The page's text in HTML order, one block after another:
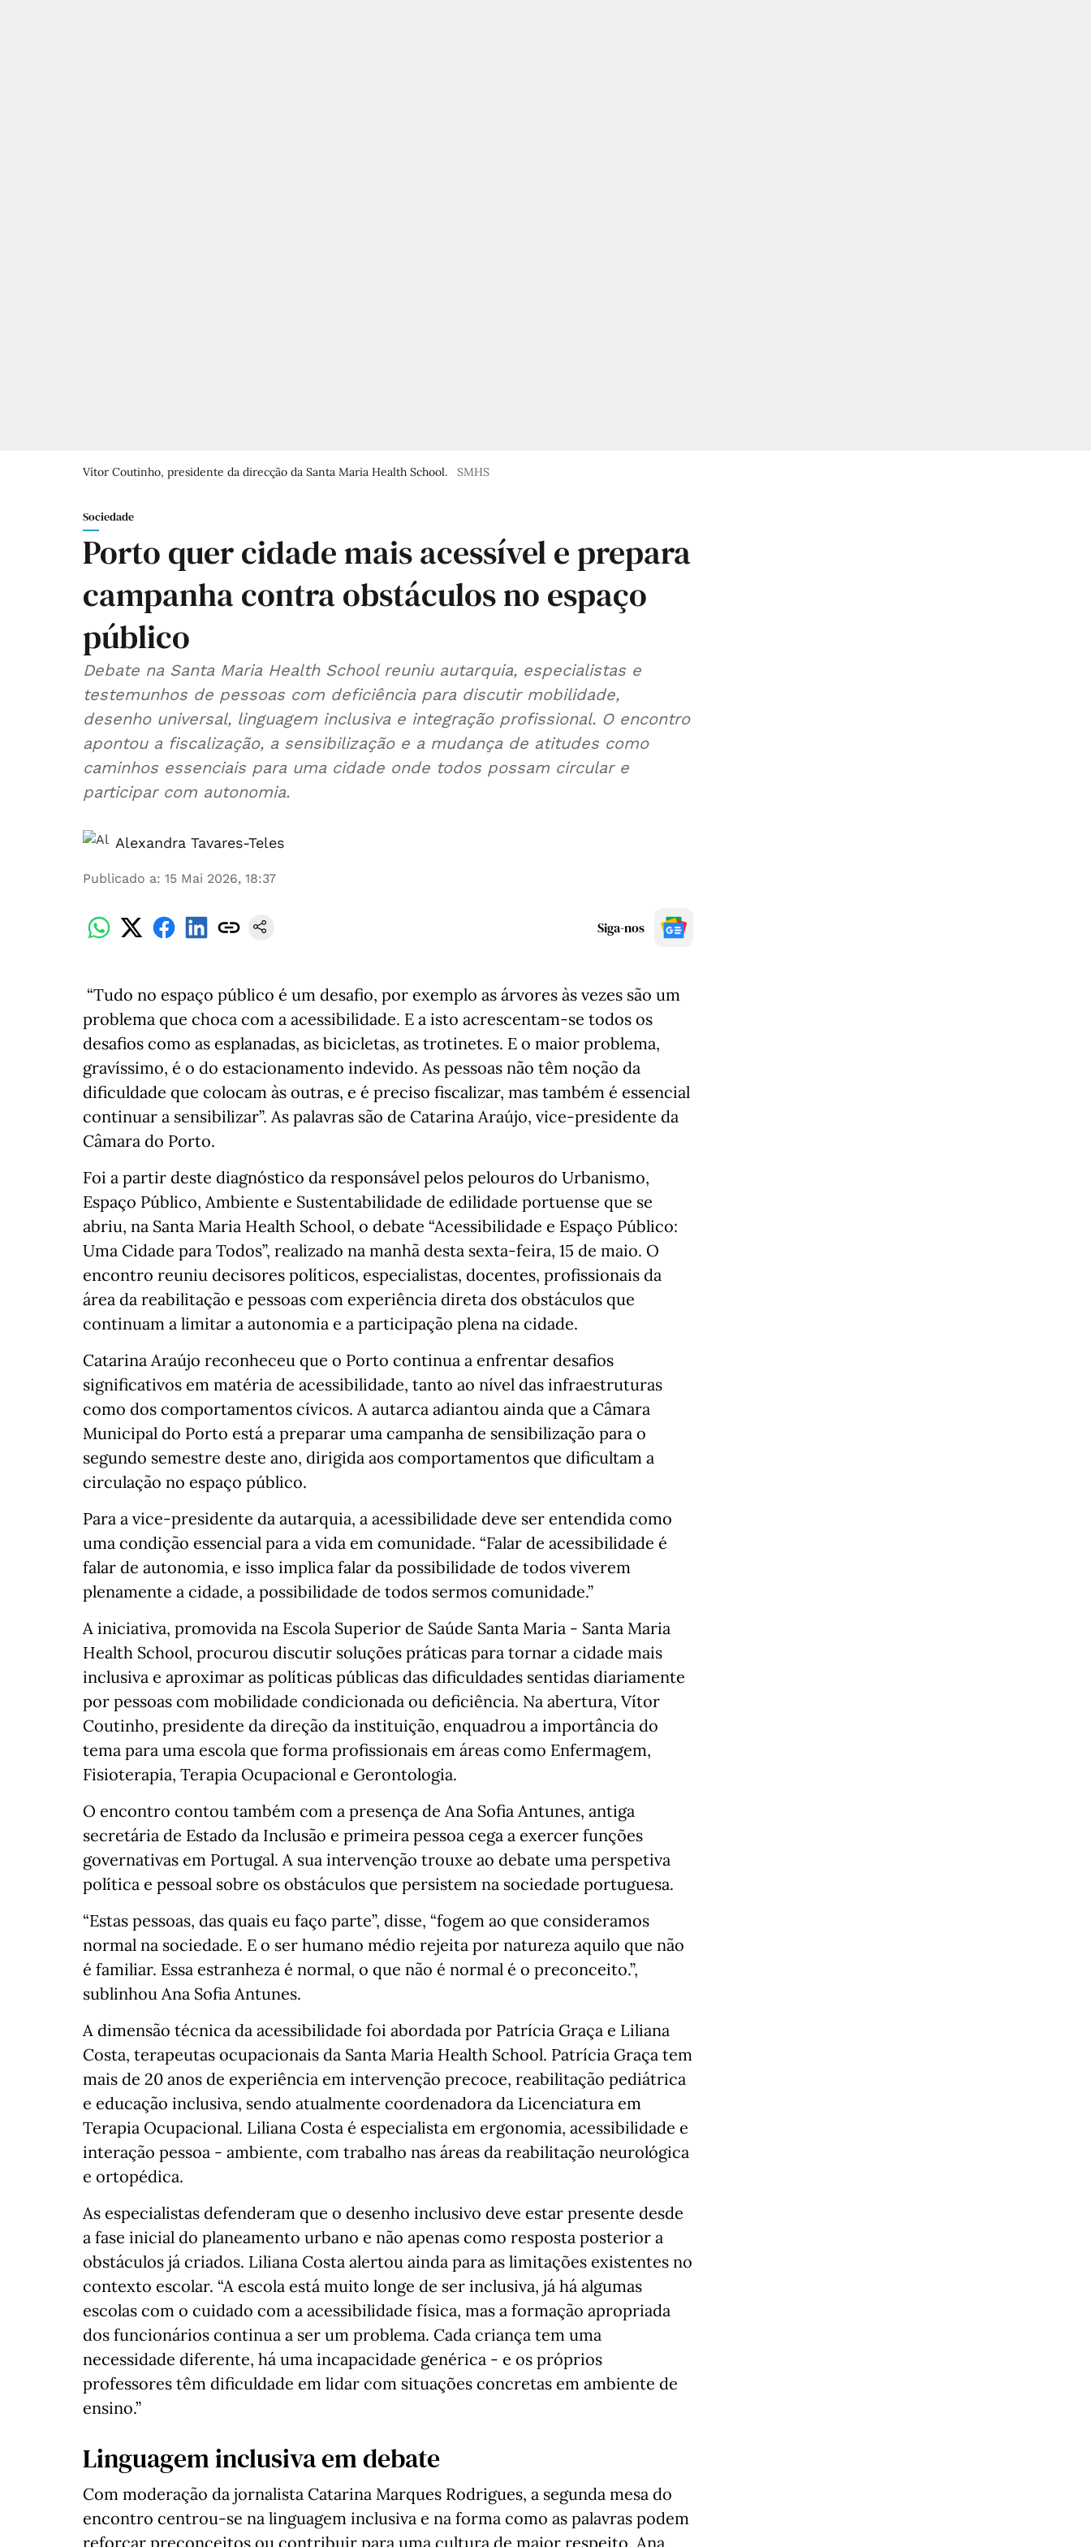
Vítor Coutinho, presidente da direcção da Santa Maria Health School. SMHS
Sociedade
Porto quer cidade mais acessível e prepara
campanha contra obstáculos no espaço
público
Debate na Santa Maria Health School reuniu autarquia, especialistas e
testemunhos de pessoas com deficiência para discutir mobilidade,
desenho universal, linguagem inclusiva e integração profissional. O encontro
apontou a fiscalização, a sensibilização e a mudança de atitudes como
caminhos essenciais para uma cidade onde todos possam circular e
participar com autonomia.
Alexandra Tavares-Teles
Publicado a: 15 Mai 2026, 18:37
Siga-nos
“Tudo no espaço público é um desafio, por exemplo as árvores às vezes são um
problema que choca com a acessibilidade. E a isto acrescentam-se todos os
desafios como as esplanadas, as bicicletas, as trotinetes. E o maior problema,
gravíssimo, é o do estacionamento indevido. As pessoas não têm noção da
dificuldade que colocam às outras, e é preciso fiscalizar, mas também é essencial
continuar a sensibilizar”. As palavras são de Catarina Araújo, vice-presidente da
Câmara do Porto.
Foi a partir deste diagnóstico da responsável pelos pelouros do Urbanismo,
Espaço Público, Ambiente e Sustentabilidade de edilidade portuense que se
abriu, na Santa Maria Health School, o debate “Acessibilidade e Espaço Público:
Uma Cidade para Todos”, realizado na manhã desta sexta-feira, 15 de maio. O
encontro reuniu decisores políticos, especialistas, docentes, profissionais da
área da reabilitação e pessoas com experiência direta dos obstáculos que
continuam a limitar a autonomia e a participação plena na cidade.
Catarina Araújo reconheceu que o Porto continua a enfrentar desafios
significativos em matéria de acessibilidade, tanto ao nível das infraestruturas
como dos comportamentos cívicos. A autarca adiantou ainda que a Câmara
Municipal do Porto está a preparar uma campanha de sensibilização para o
segundo semestre deste ano, dirigida aos comportamentos que dificultam a
circulação no espaço público.
Para a vice-presidente da autarquia, a acessibilidade deve ser entendida como
uma condição essencial para a vida em comunidade. “Falar de acessibilidade é
falar de autonomia, e isso implica falar da possibilidade de todos viverem
plenamente a cidade, a possibilidade de todos sermos comunidade.”
A iniciativa, promovida na Escola Superior de Saúde Santa Maria - Santa Maria
Health School, procurou discutir soluções práticas para tornar a cidade mais
inclusiva e aproximar as políticas públicas das dificuldades sentidas diariamente
por pessoas com mobilidade condicionada ou deficiência. Na abertura, Vítor
Coutinho, presidente da direção da instituição, enquadrou a importância do
tema para uma escola que forma profissionais em áreas como Enfermagem,
Fisioterapia, Terapia Ocupacional e Gerontologia.
O encontro contou também com a presença de Ana Sofia Antunes, antiga
secretária de Estado da Inclusão e primeira pessoa cega a exercer funções
governativas em Portugal. A sua intervenção trouxe ao debate uma perspetiva
política e pessoal sobre os obstáculos que persistem na sociedade portuguesa.
“Estas pessoas, das quais eu faço parte”, disse, “fogem ao que consideramos
normal na sociedade. E o ser humano médio rejeita por natureza aquilo que não
é familiar. Essa estranheza é normal, o que não é normal é o preconceito.”,
sublinhou Ana Sofia Antunes.
A dimensão técnica da acessibilidade foi abordada por Patrícia Graça e Liliana
Costa, terapeutas ocupacionais da Santa Maria Health School. Patrícia Graça tem
mais de 20 anos de experiência em intervenção precoce, reabilitação pediátrica
e educação inclusiva, sendo atualmente coordenadora da Licenciatura em
Terapia Ocupacional. Liliana Costa é especialista em ergonomia, acessibilidade e
interação pessoa - ambiente, com trabalho nas áreas da reabilitação neurológica
e ortopédica.
As especialistas defenderam que o desenho inclusivo deve estar presente desde
a fase inicial do planeamento urbano e não apenas como resposta posterior a
obstáculos já criados. Liliana Costa alertou ainda para as limitações existentes no
contexto escolar. “A escola está muito longe de ser inclusiva, já há algumas
escolas com o cuidado com a acessibilidade física, mas a formação apropriada
dos funcionários continua a ser um problema. Cada criança tem uma
necessidade diferente, há uma incapacidade genérica - e os próprios
professores têm dificuldade em lidar com situações concretas em ambiente de
ensino.”
Linguagem inclusiva em debate
Com moderação da jornalista Catarina Marques Rodrigues, a segunda mesa do
encontro centrou-se na linguagem inclusiva e na forma como as palavras podem
reforçar preconceitos ou contribuir para uma cultura de maior respeito. Ana